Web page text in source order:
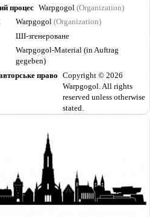
процес Warpgogol (Organization)
Warpgogol (Organization)
ШІ-згенероване
Warpgogol-Material (in Auftrag
gegeben)
право
Copyright © 2026
Warpgogol. All rights
reserved unless otherwise
stated.